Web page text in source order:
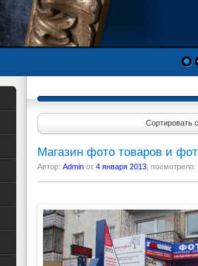
1
Сортировать
Магазин фото товаров и
Автор: Admin от 4 января 2013 ,